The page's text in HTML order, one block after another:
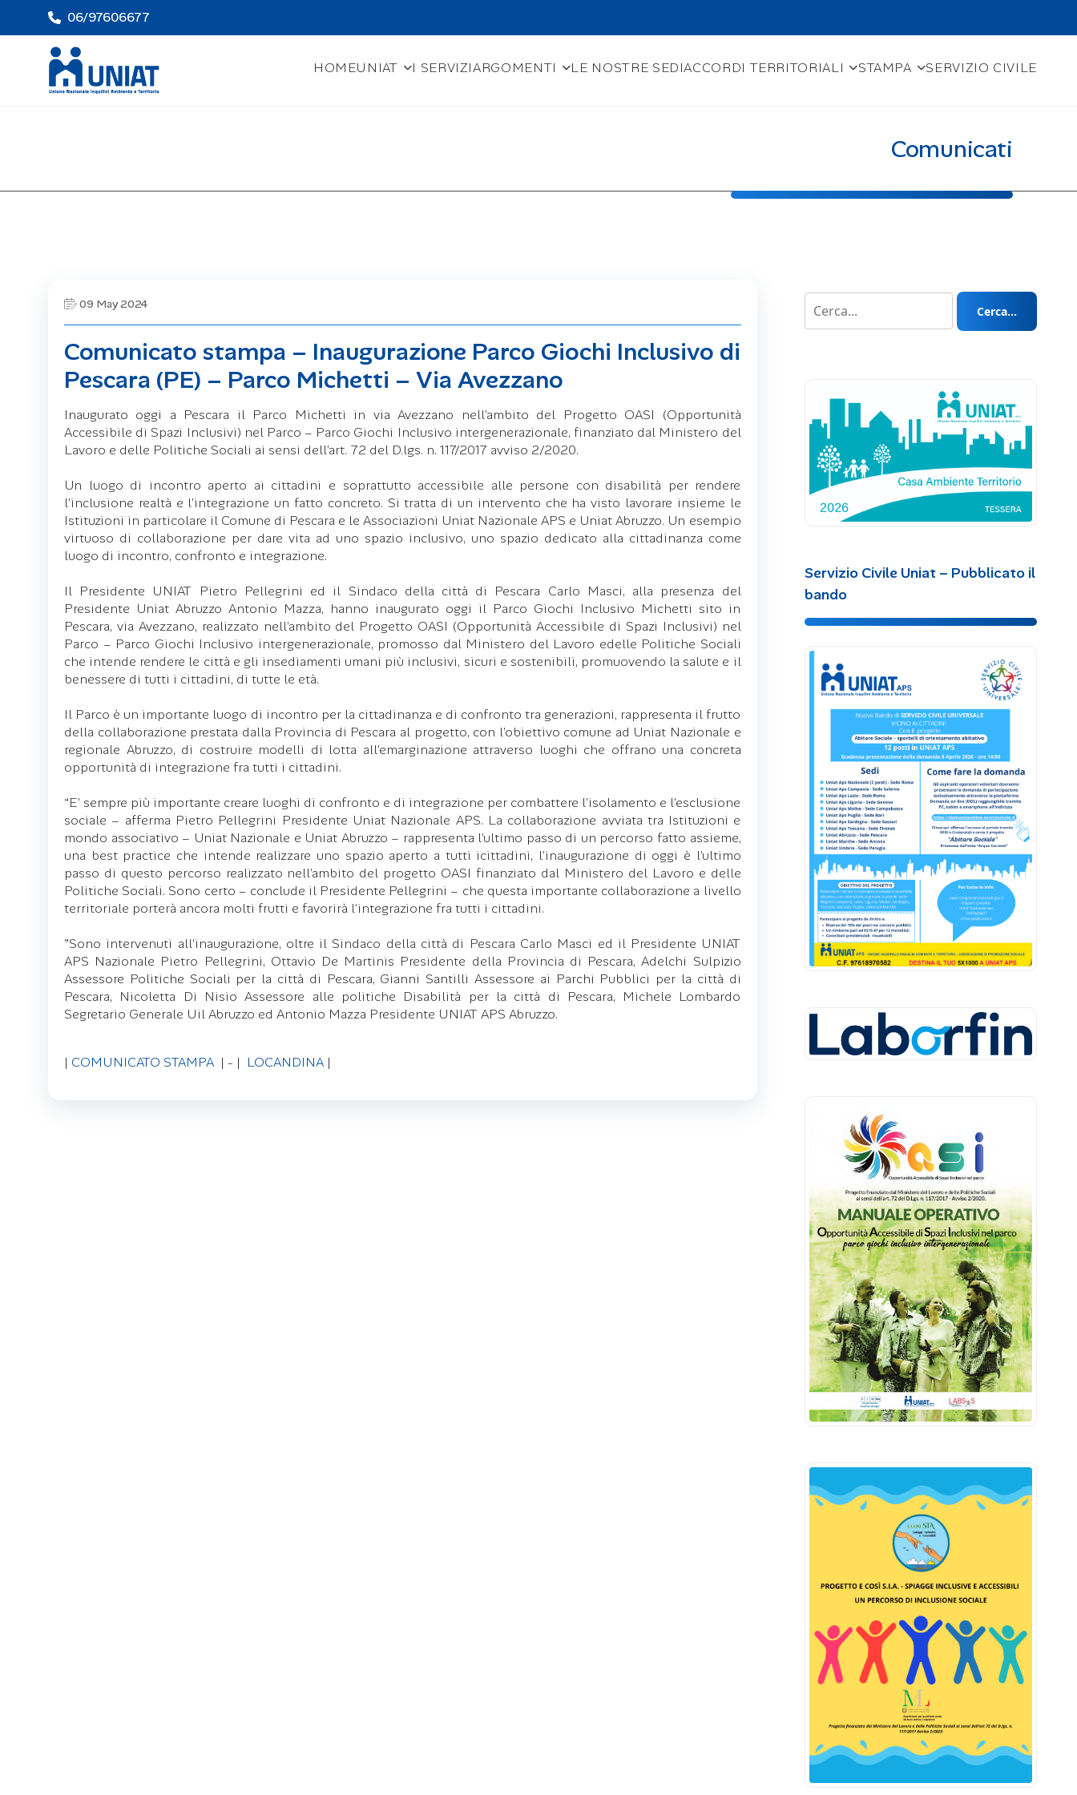
06/97606677
HOMEUNIAT I SERVIZIARGOMENTI LE NOSTRE SEDIACCORDI TERRITORIALI STAMPA SERVIZIO CIVILE
Comunicati
09 May 2024
Comunicato stampa – Inaugurazione Parco Giochi Inclusivo di
Pescara (PE) – Parco Michetti – Via Avezzano
Inaugurato oggi a Pescara il Parco Michetti in via Avezzano nell’ambito del Progetto OASI (Opportunità
Accessibile di Spazi Inclusivi) nel Parco – Parco Giochi Inclusivo intergenerazionale, finanziato dal Ministero del
Lavoro e delle Politiche Sociali ai sensi dell’art. 72 del D.lgs. n. 117/2017 avviso 2/2020.
Un luogo di incontro aperto ai cittadini e soprattutto accessibile alle persone con disabilità per rendere
l’inclusione realtà e l’integrazione un fatto concreto. Si tratta di un intervento che ha visto lavorare insieme le
Istituzioni in particolare il Comune di Pescara e le Associazioni Uniat Nazionale APS e Uniat Abruzzo. Un esempio
virtuoso di collaborazione per dare vita ad uno spazio inclusivo, uno spazio dedicato alla cittadinanza come
luogo di incontro, confronto e integrazione.
Il Presidente UNIAT Pietro Pellegrini ed il Sindaco della città di Pescara Carlo Masci, alla presenza del
Presidente Uniat Abruzzo Antonio Mazza, hanno inaugurato oggi il Parco Giochi Inclusivo Michetti sito in
Pescara, via Avezzano, realizzato nell’ambito del Progetto OASI (Opportunità Accessibile di Spazi Inclusivi) nel
Parco – Parco Giochi Inclusivo intergenerazionale, promosso dal Ministero del Lavoro edelle Politiche Sociali
che intende rendere le città e gli insediamenti umani più inclusivi, sicuri e sostenibili, promuovendo la salute e il
benessere di tutti i cittadini, di tutte le età.
Il Parco è un importante luogo di incontro per la cittadinanza e di confronto tra generazioni, rappresenta il frutto
della collaborazione prestata dalla Provincia di Pescara al progetto, con l’obiettivo comune ad Uniat Nazionale e
regionale Abruzzo, di costruire modelli di lotta all’emarginazione attraverso luoghi che offrano una concreta
opportunità di integrazione fra tutti i cittadini.
“E’ sempre più importante creare luoghi di confronto e di integrazione per combattere l’isolamento e l’esclusione
sociale – afferma Pietro Pellegrini Presidente Uniat Nazionale APS. La collaborazione avviata tra Istituzioni e
mondo associativo – Uniat Nazionale e Uniat Abruzzo – rappresenta l’ultimo passo di un percorso fatto assieme,
una best practice che intende realizzare uno spazio aperto a tutti icittadini, l’inaugurazione di oggi è l’ultimo
passo di questo percorso realizzato nell’ambito del progetto OASI finanziato dal Ministero del Lavoro e delle
Politiche Sociali. Sono certo – conclude il Presidente Pellegrini – che questa importante collaborazione a livello
territoriale porterà ancora molti frutti e favorirà l’integrazione fra tutti i cittadini.
”Sono intervenuti all’inaugurazione, oltre il Sindaco della città di Pescara Carlo Masci ed il Presidente UNIAT
APS Nazionale Pietro Pellegrini, Ottavio De Martinis Presidente della Provincia di Pescara, Adelchi Sulpizio
Assessore Politiche Sociali per la città di Pescara, Gianni Santilli Assessore ai Parchi Pubblici per la città di
Pescara, Nicoletta Di Nisio Assessore alle politiche Disabilità per la città di Pescara, Michele Lombardo
Segretario Generale Uil Abruzzo ed Antonio Mazza Presidente UNIAT APS Abruzzo.
| COMUNICATO STAMPA | - | LOCANDINA |
Cerca...
Servizio Civile Uniat – Pubblicato il
bando